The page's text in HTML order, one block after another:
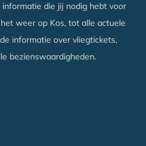
die jij nodig hebt voor
weer op Kos, tot alle actuele
informatie over vliegtickets,
bezienswaardigheden.